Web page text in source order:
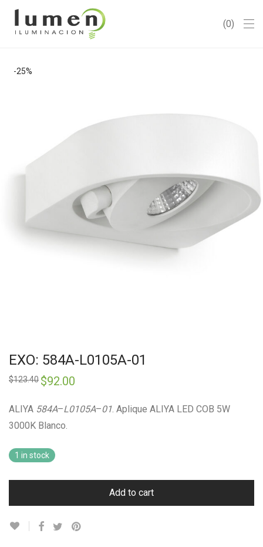
0
-25%
EXO: 584A-L0105A-01
$123.40 Original
price
$123.40.
$92.00
$92.00.
ALIYA 584A–L0105A–01. Aplique ALIYA LED COB 5W
3000K Blanco.
1 in stock
Add to cart